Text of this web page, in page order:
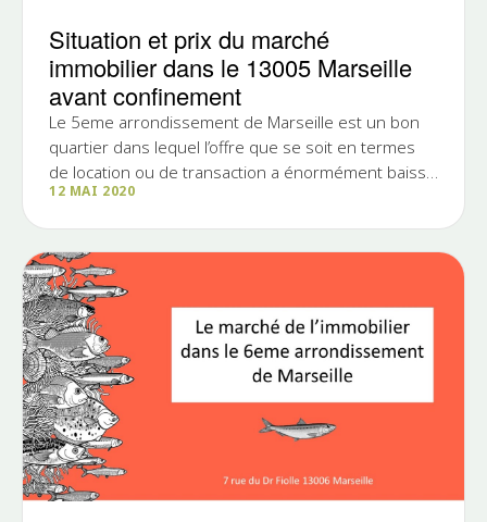
Situation et prix du marché
immobilier dans le 13005 Marseille
avant confinement
Le 5eme arrondissement de Marseille est un bon
quartier dans lequel l’offre que se soit en termes
de location ou de transaction a énormément baissé
en 3 ans....
12 MAI 2020